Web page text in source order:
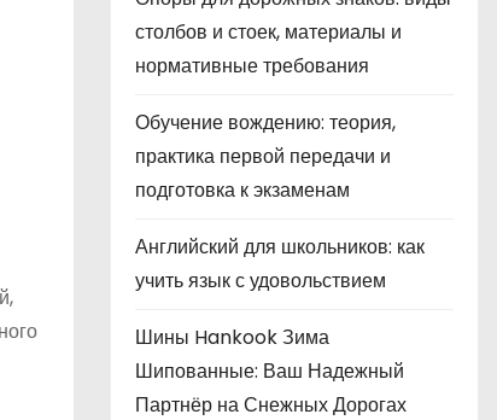
столбов и стоек, материалы и
нормативные требования
Обучение вождению: теория,
практика первой передачи и
подготовка к экзаменам
Английский для школьников: как
учить язык с удовольствием
Шины Hankook Зима
Шипованные: Ваш Надежный
Партнёр на Снежных Дорогах